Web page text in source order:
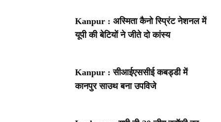
Kanpur : अस्मिता कैनो स्प्रिंट नेशनल में
यूपी की बेटियों ने जीते दो कांस्य
Kanpur : सीआईएससीई कबड्डी में
कानपुर साउथ बना उपविजे